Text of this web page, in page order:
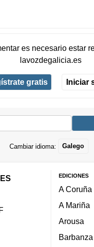
es necesario estar
lavozdegalicia.es
gratis Iniciar
Cambiar idioma: Galego
EDICIONES
A Coruña
A Mariña
Arousa
Barbanza